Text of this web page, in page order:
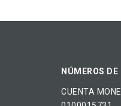
NÚMEROS
CUENTA